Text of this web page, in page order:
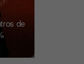
de